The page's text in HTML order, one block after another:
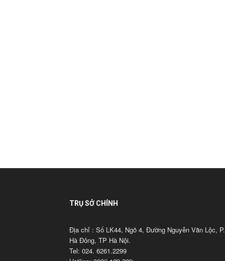
TRỤ SỞ CHÍNH
Địa chỉ : Số LK44, Ngõ 4, Đường Nguyễn Văn Lộc, P.
Hà Đông, TP Hà Nội.
Tel: 024. 6261.2299